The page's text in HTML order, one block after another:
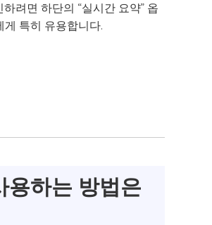
려면 하단의 “실시간 요약” 옵
특히 유용합니다.
용하는 방법은